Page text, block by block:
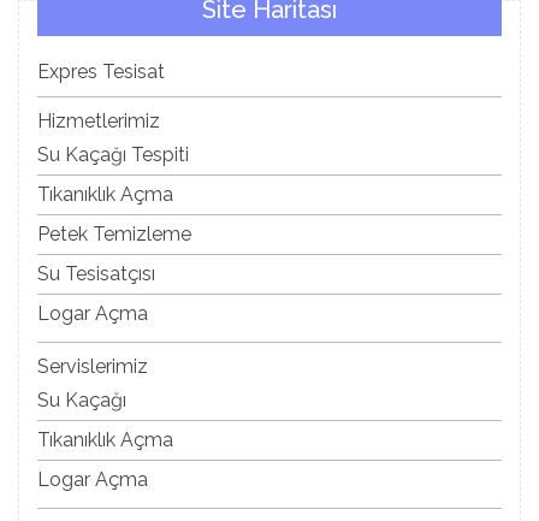
Site Haritası
Expres Tesisat
Hizmetlerimiz
Su Kaçağı Tespiti
Tıkanıklık Açma
Petek Temizleme
Su Tesisatçısı
Logar Açma
Servislerimiz
Su Kaçağı
Tıkanıklık Açma
Logar Açma